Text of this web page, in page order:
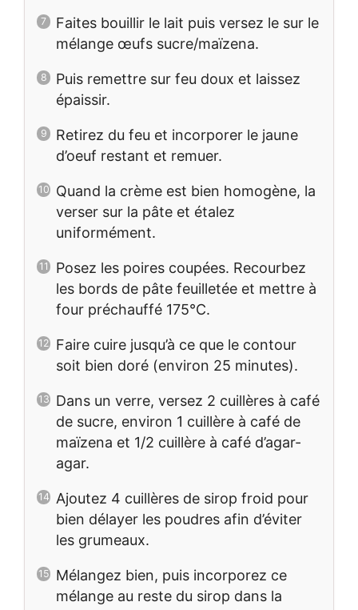
Faites bouillir le lait puis versez le sur le
mélange œufs sucre/maïzena.
Puis remettre sur feu doux et laissez
épaissir.
Retirez du feu et incorporer le jaune
d’oeuf restant et remuer.
Quand la crème est bien homogène, la
verser sur la pâte et étalez
uniformément.
Posez les poires coupées. Recourbez
les bords de pâte feuilletée et mettre à
four préchauffé 175°C.
Faire cuire jusqu’à ce que le contour
soit bien doré (environ 25 minutes).
Dans un verre, versez 2 cuillères à café
de sucre, environ 1 cuillère à café de
maïzena et 1/2 cuillère à café d’agar-
agar.
Ajoutez 4 cuillères de sirop froid pour
bien délayer les poudres afin d’éviter
les grumeaux.
Mélangez bien, puis incorporez ce
mélange au reste du sirop dans la